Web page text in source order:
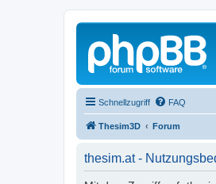
Schnellzugriff FAQ
Thesim3D Forum
thesim.at -